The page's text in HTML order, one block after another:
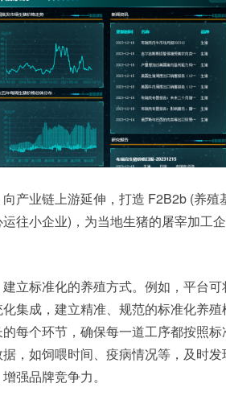
产业链上游延伸，打造 F2B2b (养殖
往小企业)，为当地生猪的屠宰加工
立标准化的养殖方式。例如，平台可
集成，建立精准、规范的标准化养殖
每个环节，确保每一道工序都按照标
，如饲喂时间、疫病情况等，及时发
强品牌竞争力。